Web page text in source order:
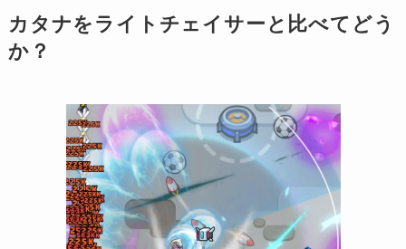
カタナをライトチェイサーと比べてどう
か？